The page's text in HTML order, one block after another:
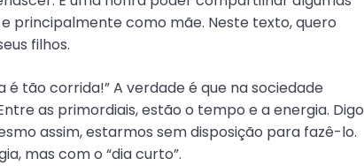
principalmente como mãe. Neste texto, quero
filhos.
tão corrida!” A verdade é que na sociedade
as primordiais, estão o tempo e a energia. Digo
assim, estarmos sem disposição para fazê-lo.
mas com o “dia curto”.